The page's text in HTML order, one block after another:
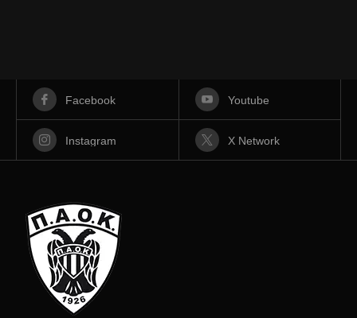
Facebook Youtube
Instagram X Network